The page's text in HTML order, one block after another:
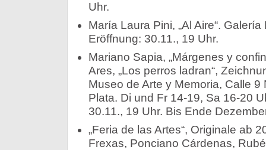
Uhr.
María Laura Pini, „Al Aire“.
Eröffnung: 30.11., 19 Uhr.
Mariano Sapia, „Márgenes y
Ares, „Los perros ladran“,
Museo de Arte y Memoria, Calle 9
Plata. Di und Fr 14-19, Sa 16-20
30.11., 19 Uhr. Bis Ende
„Feria de las Artes“, Originale ab
Frexas, Ponciano Cárdenas,